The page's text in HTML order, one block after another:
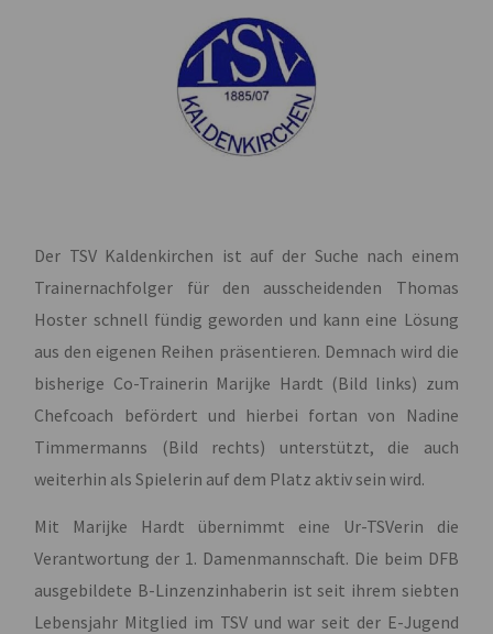
Der TSV Kaldenkirchen ist auf der Suche nach einem
Trainernachfolger für den ausscheidenden Thomas
Hoster schnell fündig geworden und kann eine Lösung
aus den eigenen Reihen präsentieren. Demnach wird die
bisherige Co-Trainerin Marijke Hardt (Bild links) zum
Chefcoach befördert und hierbei fortan von Nadine
Timmermanns (Bild rechts) unterstützt, die auch
weiterhin als Spielerin auf dem Platz aktiv sein wird.
Mit Marijke Hardt übernimmt eine Ur-TSVerin die
Verantwortung der 1. Damenmannschaft. Die beim DFB
ausgebildete B-Linzenzinhaberin ist seit ihrem siebten
Lebensjahr Mitglied im TSV und war seit der E-Jugend